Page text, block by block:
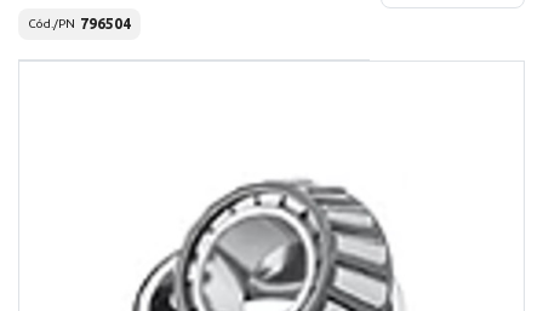
Cód./PN 796504